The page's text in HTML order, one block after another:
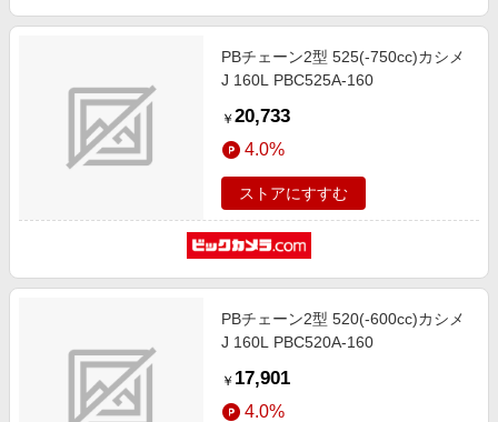
PBチェーン2型 525(-750cc)カシメ
J 160L PBC525A-160
￥ 20,733
4.0%
ストアにすすむ
PBチェーン2型 520(-600cc)カシメ
J 160L PBC520A-160
￥ 17,901
4.0%